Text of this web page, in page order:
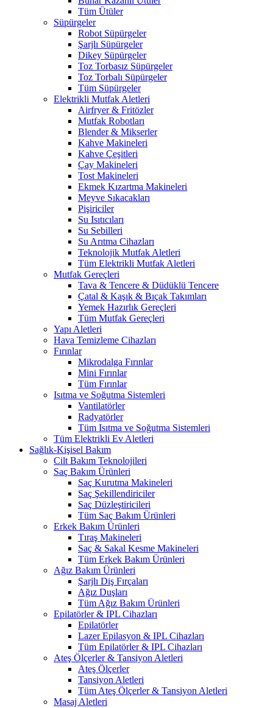
Tüm Ütüler
Süpürgeler
Robot Süpürgeler
Şarjlı Süpürgeler
Dikey Süpürgeler
Toz Torbasız Süpürgeler
Toz Torbalı Süpürgeler
Tüm Süpürgeler
Elektrikli Mutfak Aletleri
Airfryer & Fritözler
Mutfak Robotları
Blender & Mikserler
Kahve Makineleri
Kahve Çeşitleri
Çay Makineleri
Tost Makineleri
Ekmek Kızartma Makineleri
Meyve Sıkacakları
Pişiriciler
Su Isıtıcıları
Su Sebilleri
Su Arıtma Cihazları
Teknolojik Mutfak Aletleri
Tüm Elektrikli Mutfak Aletleri
Mutfak Gereçleri
Tava & Tencere & Düdüklü Tencere
Çatal & Kaşık & Bıçak Takımları
Yemek Hazırlık Gereçleri
Tüm Mutfak Gereçleri
Yapı Aletleri
Hava Temizleme Cihazları
Fırınlar
Mikrodalga Fırınlar
Mini Fırınlar
Tüm Fırınlar
Isıtma ve Soğutma Sistemleri
Vantilatörler
Radyatörler
Tüm Isıtma ve Soğutma Sistemleri
Tüm Elektrikli Ev Aletleri
Sağlık-Kişisel Bakım
Cilt Bakım Teknolojileri
Saç Bakım Ürünleri
Saç Kurutma Makineleri
Saç Şekillendiriciler
Saç Düzleştiricileri
Tüm Saç Bakım Ürünleri
Erkek Bakım Ürünleri
Tıraş Makineleri
Saç & Sakal Kesme Makineleri
Tüm Erkek Bakım Ürünleri
Ağız Bakım Ürünleri
Şarjlı Diş Fırçaları
Ağız Duşları
Tüm Ağız Bakım Ürünleri
Epilatörler & IPL Cihazları
Epilatörler
Lazer Epilasyon & IPL Cihazları
Tüm Epilatörler & IPL Cihazları
Ateş Ölçerler & Tansiyon Aletleri
Ateş Ölçerler
Tansiyon Aletleri
Tüm Ateş Ölçerler & Tansiyon Aletleri
Masaj Aletleri